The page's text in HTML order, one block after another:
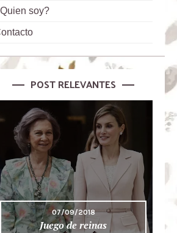
soy?
POST RELEVANTES
07/09/2018
Juego de reinas